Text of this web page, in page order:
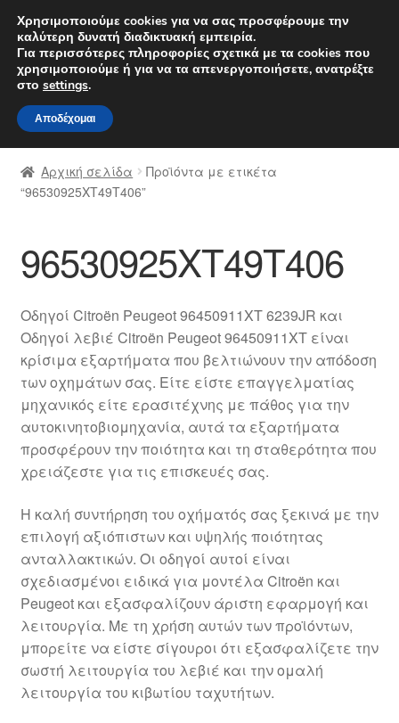
ΑΠΟΣΤΟΛΗ από 7 EUR
Δευτέρα-Παρ. 9 π.μ. - 4 μ.μ.
Απευθείας
μετάβαση
στην
πλοήγηση
Μετάβαση
σε
περιεχόμενο
Αρχική
Διαδικασία Παραπόνων
Καροτσάκι
Μεταφορά
Ο λογαριασμός μου
Ολοκλήρωση αγοράς
Οροι και Προϋποθέσεις
Παγκόσμια αποστολή
Παράπονα
πληρωμές
Πολιτική Απορρήτου
Σχετικά με εμάς
Αρχική σελίδα
Προϊόντα με ετικέτα
“96530925XT49T406”
96530925XT49T406
Οδηγοί Citroën Peugeot 96450911XT 6239JR και
Οδηγοί λεβιέ Citroën Peugeot 96450911XT είναι
κρίσιμα εξαρτήματα που βελτιώνουν την απόδοση
των οχημάτων σας. Είτε είστε επαγγελματίας
μηχανικός είτε ερασιτέχνης με πάθος για την
αυτοκινητοβιομηχανία, αυτά τα εξαρτήματα
προσφέρουν την ποιότητα και τη σταθερότητα που
χρειάζεστε για τις επισκευές σας.
Η καλή συντήρηση του οχήματός σας ξεκινά με την
επιλογή αξιόπιστων και υψηλής ποιότητας
ανταλλακτικών. Οι οδηγοί αυτοί είναι
σχεδιασμένοι ειδικά για μοντέλα Citroën και
Peugeot και εξασφαλίζουν άριστη εφαρμογή και
λειτουργία. Με τη χρήση αυτών των προϊόντων,
μπορείτε να είστε σίγουροι ότι εξασφαλίζετε την
σωστή λειτουργία του λεβιέ και την ομαλή
λειτουργία του κιβωτίου ταχυτήτων.
Χρησιμοποιούμε cookies για να σας προσφέρουμε την
καλύτερη δυνατή διαδικτυακή εμπειρία.
Για περισσότερες πληροφορίες σχετικά με τα cookies που
χρησιμοποιούμε ή για να τα απενεργοποιήσετε, ανατρέξτε
στο settings.
Αποδέχομαι